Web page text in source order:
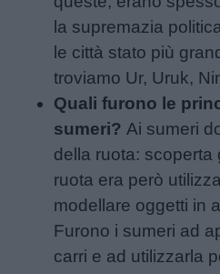
la supremazia
le città stato più
troviamo Ur, Uruk,
Quali furono le
sumeri? Ai sumeri
della ruota: scoperta
ruota era però
modellare oggetti in
Furono i sumeri ad
carri e ad utilizzarla